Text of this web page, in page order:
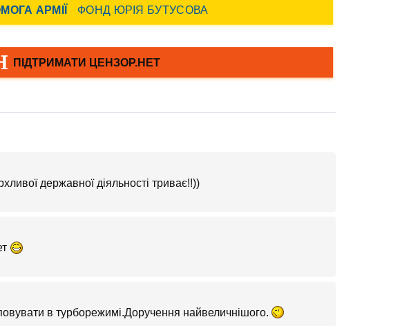
державної діяльності триває!!))
в турборежимі.Доручення найвеличнішого.